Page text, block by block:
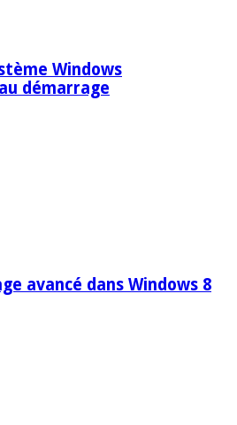
Windows
démarrage
avancé dans Windows 8